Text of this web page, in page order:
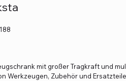
mit großer Tragkraft und
Werkzeugen, Zubehör und